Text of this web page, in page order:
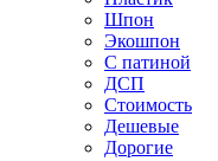
Шпон
Экошпон
С патиной
ДСП
Стоимость
Дешевые
Дорогие